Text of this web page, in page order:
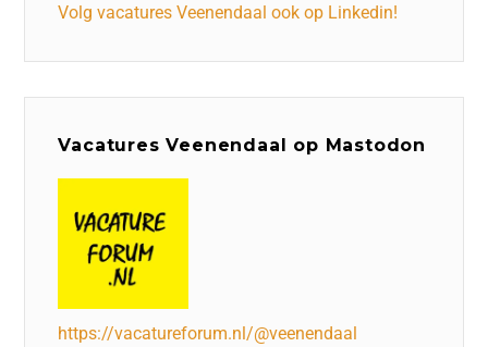
Volg vacatures Veenendaal ook op Linkedin!
Vacatures Veenendaal op Mastodon
https://vacatureforum.nl/@veenendaal